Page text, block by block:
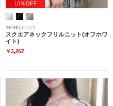
10％OFF
INGNI(イング)
スクエアネックフリルニット(オフホワ
イト)
￥3,267